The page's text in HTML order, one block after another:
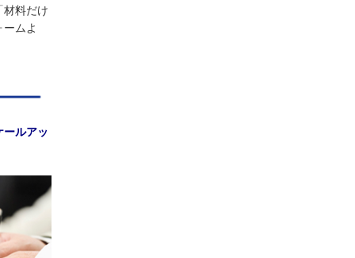
材料だけ
ムよ
ルアッ